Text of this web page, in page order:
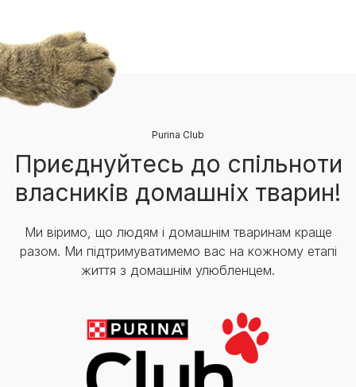
Purina Club
Приєднуйтесь до спільноти
власників домашніх тварин!
Ми віримо, що людям і домашнім тваринам краще
разом. Ми підтримуватимемо вас на кожному етапі
життя з домашнім улюбленцем.